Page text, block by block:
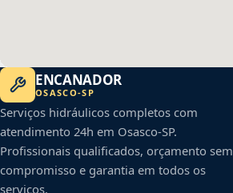
ENCANADOR
OSASCO-SP
Serviços hidráulicos completos com
atendimento 24h em Osasco-SP.
Profissionais qualificados, orçamento sem
compromisso e garantia em todos os
serviços.